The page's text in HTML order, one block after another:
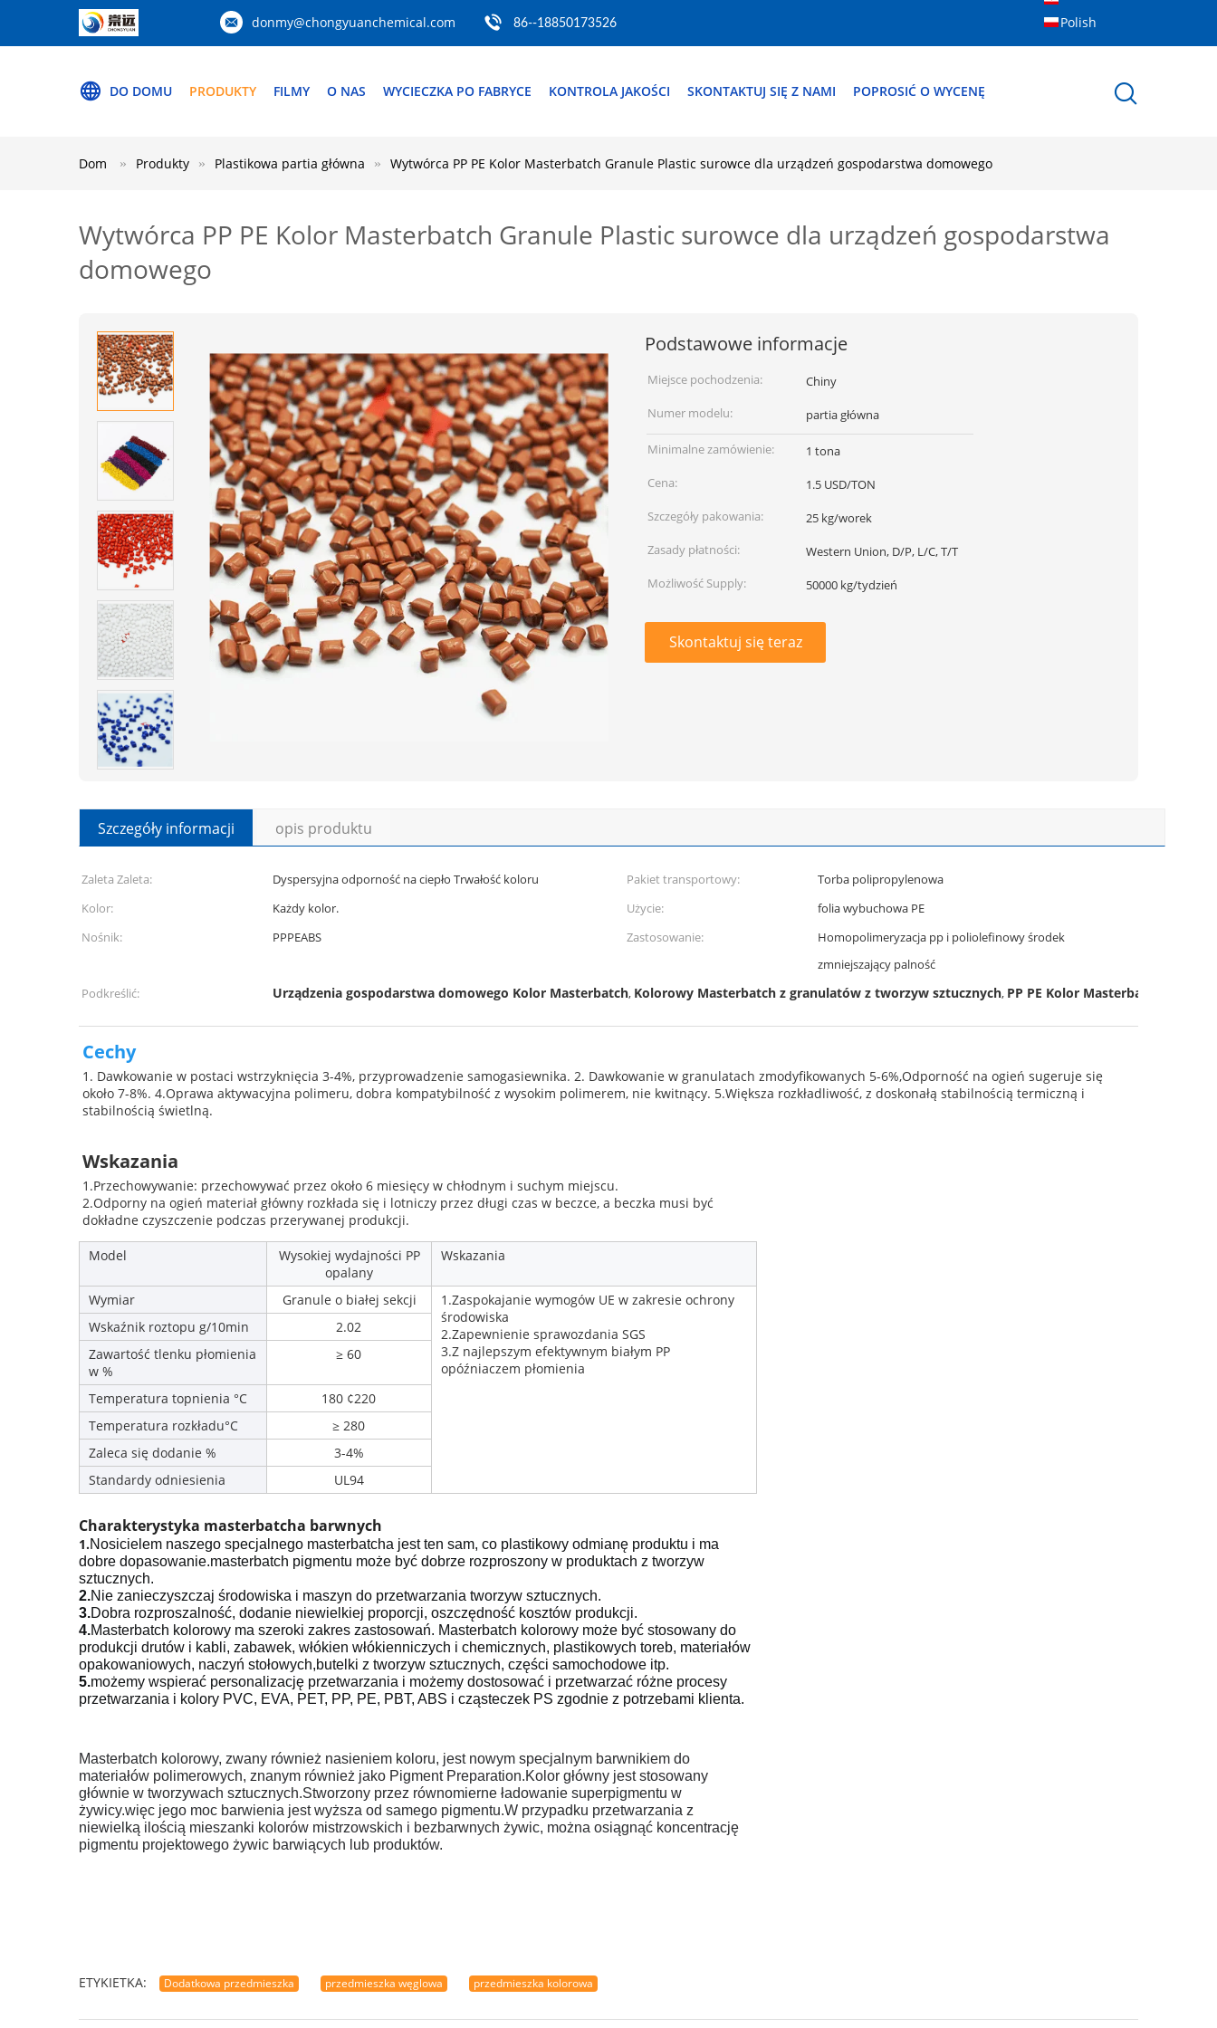
donmy@chongyuanchemical.com 86--18850173526 Polish
DO DOMU PRODUKTY FILMY O NAS WYCIECZKA PO FABRYCE KONTROLA JAKOŚCI SKONTAKTUJ SIĘ Z NAMI POPROSIĆ O WYCENĘ
Dom Produkty Plastikowa partia główna Wytwórca PP PE Kolor Masterbatch Granule Plastic surowce dla urządzeń gospodarstwa domowego
Wytwórca PP PE Kolor Masterbatch Granule Plastic surowce dla urządzeń gospodarstwa
domowego
Podstawowe informacje
Miejsce pochodzenia:
Chiny
Numer modelu:
partia główna
Minimalne zamówienie:
1 tona
Cena:
1.5 USD/TON
Szczegóły pakowania:
25 kg/worek
Zasady płatności:
Western Union, D/P, L/C, T/T
Możliwość Supply:
50000 kg/tydzień
Skontaktuj się teraz
Szczegóły informacji opis produktu
Zaleta Zaleta: Dyspersyjna odporność na ciepło Trwałość koloru Pakiet transportowy:
Torba polipropylenowa
Kolor:
Każdy kolor. Użycie:
folia wybuchowa PE
Nośnik:
PPPEABS Zastosowanie:
Homopolimeryzacja pp i poliolefinowy środek
zmniejszający palność
Podkreślić:
Urządzenia gospodarstwa domowego Kolor Masterbatch, Kolorowy Masterbatch z granulatów z tworzyw sztucznych, PP PE Kolor Masterbatch
Cechy
1. Dawkowanie w postaci wstrzyknięcia 3-4%, przyprowadzenie samogasiewnika. 2. Dawkowanie w granulatach zmodyfikowanych 5-6%,Odporność na ogień sugeruje się
około 7-8%. 4.Oprawa aktywacyjna polimeru, dobra kompatybilność z wysokim polimerem, nie kwitnący. 5.Większa rozkładliwość, z doskonałą stabilnością termiczną i
stabilnością świetlną.
Wskazania
1.Przechowywanie: przechowywać przez około 6 miesięcy w chłodnym i suchym miejscu.
2.Odporny na ogień materiał główny rozkłada się i lotniczy przez długi czas w beczce, a beczka musi być
dokładne czyszczenie podczas przerywanej produkcji.
Model
Wysokiej wydajności PP
opalany
Wskazania
Wymiar Granule o białej sekcji
1.Zaspokajanie wymogów UE w zakresie ochrony
środowiska
2.Zapewnienie sprawozdania SGS
3.Z najlepszym efektywnym białym PP
opóźniaczem płomienia
Wskaźnik roztopu g/10min
2.02
Zawartość tlenku płomienia
w %
≥ 60
Temperatura topnienia °C
180 ¢220
Temperatura rozkładu°C
≥ 280
Zaleca się dodanie %
3-4%
Standardy odniesienia
UL94
Charakterystyka masterbatcha barwnych
1.Nosicielem naszego specjalnego masterbatcha jest ten sam, co plastikowy odmianę produktu i ma
dobre dopasowanie.masterbatch pigmentu może być dobrze rozproszony w produktach z tworzyw
sztucznych.
2.Nie zanieczyszczaj środowiska i maszyn do przetwarzania tworzyw sztucznych.
3.Dobra rozproszalność, dodanie niewielkiej proporcji, oszczędność kosztów produkcji.
4.Masterbatch kolorowy ma szeroki zakres zastosowań. Masterbatch kolorowy może być stosowany do
produkcji drutów i kabli, zabawek, włókien włókienniczych i chemicznych, plastikowych toreb, materiałów
opakowaniowych, naczyń stołowych,butelki z tworzyw sztucznych, części samochodowe itp.
5.możemy wspierać personalizację przetwarzania i możemy dostosować i przetwarzać różne procesy
przetwarzania i kolory PVC, EVA, PET, PP, PE, PBT, ABS i cząsteczek PS zgodnie z potrzebami klienta.
Masterbatch kolorowy, zwany również nasieniem koloru, jest nowym specjalnym barwnikiem do
materiałów polimerowych, znanym również jako Pigment Preparation.Kolor główny jest stosowany
głównie w tworzywach sztucznych.Stworzony przez równomierne ładowanie superpigmentu w
żywicy.więc jego moc barwienia jest wyższa od samego pigmentu.W przypadku przetwarzania z
niewielką ilością mieszanki kolorów mistrzowskich i bezbarwnych żywic, można osiągnąć koncentrację
pigmentu projektowego żywic barwiących lub produktów.
ETYKIETKA: Dodatkowa przedmieszka przedmieszka węglowa przedmieszka kolorowa